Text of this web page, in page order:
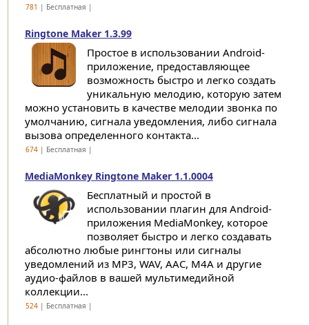
781 | Бесплатная |
Ringtone Maker 1.3.99
Простое в использовании Android-
приложение, предоставляющее
возможность быстро и легко создать
уникальную мелодию, которую затем
можно установить в качестве мелодии звонка по
умолчанию, сигнала уведомления, либо сигнала
вызова определенного контакта...
674| Бесплатная |
MediaMonkey Ringtone Maker 1.1.0004
Бесплатный и простой в
использовании плагин для Android-
приложения MediaMonkey, которое
позволяет быстро и легко создавать
абсолютно любые рингтоны или сигналы
уведомлений из MP3, WAV, AAC, M4A и другие
аудио-файлов в вашей мультимедийной
коллекции...
524| Бесплатная |